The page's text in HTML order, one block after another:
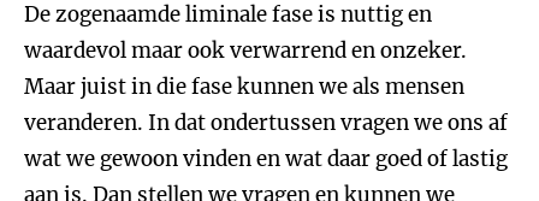
De zogenaamde liminale fase is nuttig en
waardevol maar ook verwarrend en onzeker.
Maar juist in die fase kunnen we als mensen
veranderen. In dat ondertussen vragen we ons af
wat we gewoon vinden en wat daar goed of lastig
aan is. Dan stellen we vragen en kunnen we